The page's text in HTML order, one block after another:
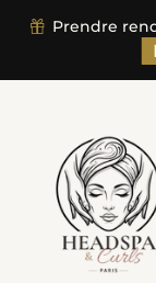
Passer
contenu
Prendre